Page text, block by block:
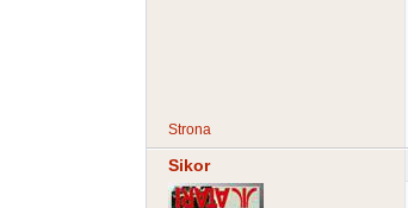
Strona
Sikor